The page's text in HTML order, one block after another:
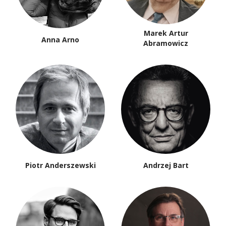
Anna Arno
Marek Artur
Abramowicz
Piotr Anderszewski Andrzej Bart